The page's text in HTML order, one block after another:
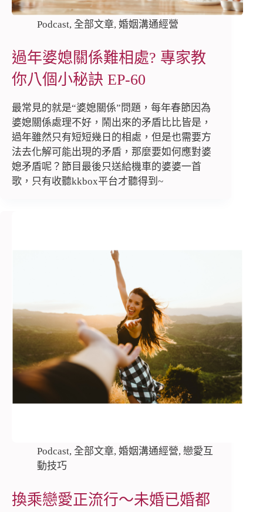
Podcast, 全部文章, 婚姻溝通經營
過年婆媳關係難相處? 專家教
你八個小秘訣 EP-60
最常見的就是“婆媳關係”問題，每年春節因為
婆媳關係處理不好，鬧出來的矛盾比比皆是，
過年雖然只有短短幾日的相處，但是也需要方
法去化解可能出現的矛盾，那麼要如何應對婆
媳矛盾呢？節目最後只送給機車的婆婆一首
歌，只有收聽kkbox平台才聽得到~
Podcast, 全部文章, 婚姻溝通經營, 戀愛互
動技巧
換乘戀愛正流行～未婚已婚都